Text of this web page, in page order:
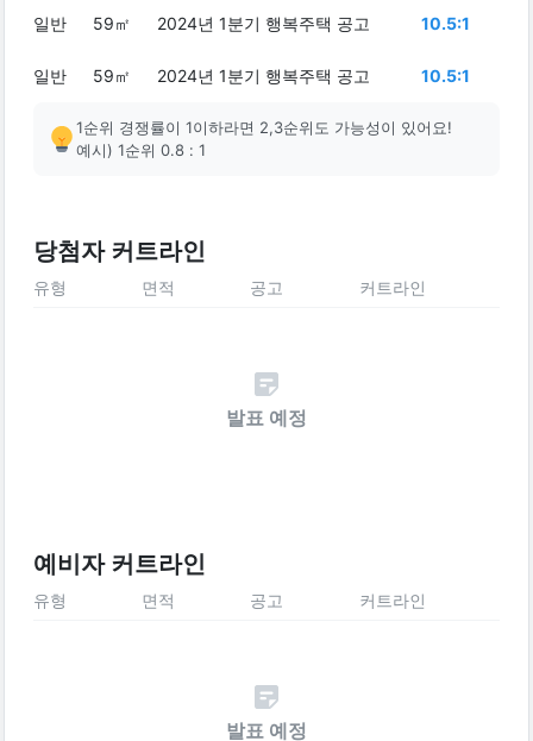
일반 59㎡ 2024년 1분기 행복주택 공고 10.5:1
일반 59㎡ 2024년 1분기 행복주택 공고 10.5:1
1순위 경쟁률이 1이하라면 2,3순위도 가능성이 있어요!
예시) 1순위 0.8 : 1
당첨자 커트라인
유형 면적 공고 커트라인
발표 예정
예비자 커트라인
유형 면적 공고 커트라인
발표 예정